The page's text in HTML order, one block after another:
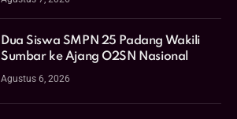
Dua Siswa SMPN 25 Padang Wakili
Sumbar ke Ajang O2SN Nasional
Agustus 6, 2026